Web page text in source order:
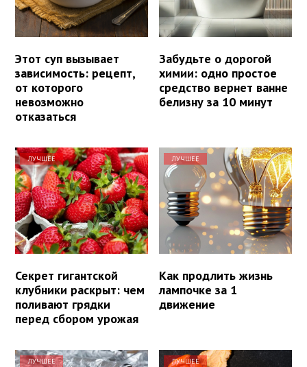
Этот суп вызывает
зависимость: рецепт,
от которого
невозможно
отказаться
Забудьте о дорогой
химии: одно простое
средство вернет ванне
белизну за 10 минут
ЛУЧШЕЕ
Секрет гигантской
клубники раскрыт: чем
поливают грядки
перед сбором урожая
ЛУЧШЕЕ
Как продлить жизнь
лампочке за 1
движение
ЛУЧШЕЕ ЛУЧШЕЕ